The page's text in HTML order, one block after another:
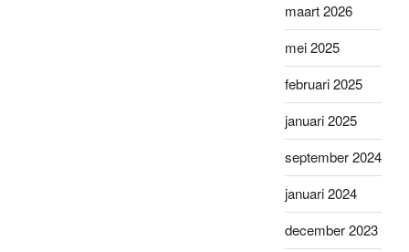
maart 2026
mei 2025
februari 2025
januari 2025
september 2024
januari 2024
december 2023